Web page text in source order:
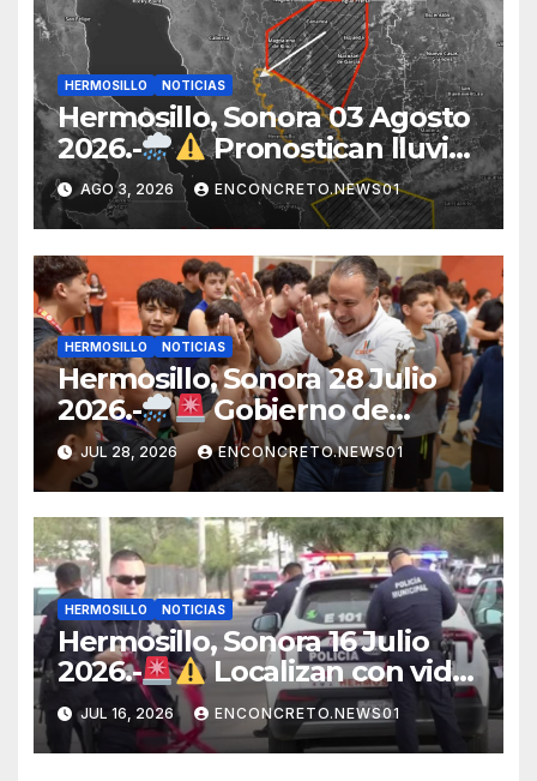
HERMOSILLO NOTICIAS
Hermosillo, Sonora 03 Agosto
2026.-
Pronostican lluvias
para Hermosillo esta noche;
norte de Sonora registra
mayor potencial de
tormentas
AGO 3, 2026 ENCONCRETO.NEWS01
HERMOSILLO NOTICIAS
Hermosillo, Sonora 28 Julio
2026.-
Gobierno de
Hermosillo mantiene
operativo por lluvias;
continúan recorridos y
atención en la ciudad
JUL 28, 2026 ENCONCRETO.NEWS01
HERMOSILLO NOTICIAS
Hermosillo, Sonora 16 Julio
2026.-
Localizan con vida
a joven que había sido
privado de la libertad en
Hermosillo.
JUL 16, 2026 ENCONCRETO.NEWS01